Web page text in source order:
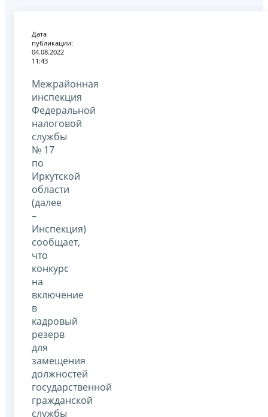
Дата
публикации:
04.08.2022
11:43
Межрайонная
инспекция
Федеральной
налоговой
службы
№ 17
по
Иркутской
области
(далее
–
Инспекция)
сообщает,
что
конкурс
на
включение
в
кадровый
резерв
для
замещения
должностей
государственной
гражданской
службы